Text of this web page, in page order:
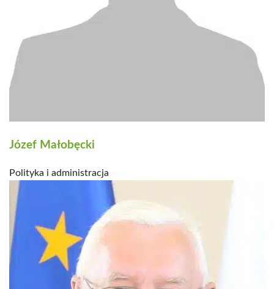
Józef Małobęcki
Polityka i administracja